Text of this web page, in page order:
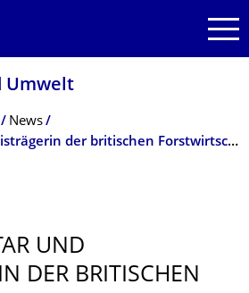
Umwelt
News
Shooting-Star und Preisträgerin der britischen Forstwirtschaft
UND
DER BRITISCHEN